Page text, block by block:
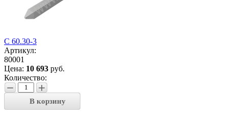
С 60.30-3
Артикул:
80001
Цена: 10 693 руб.
Количество:
− +
В корзину